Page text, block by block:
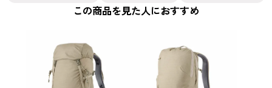
この商品を見た人におすすめ